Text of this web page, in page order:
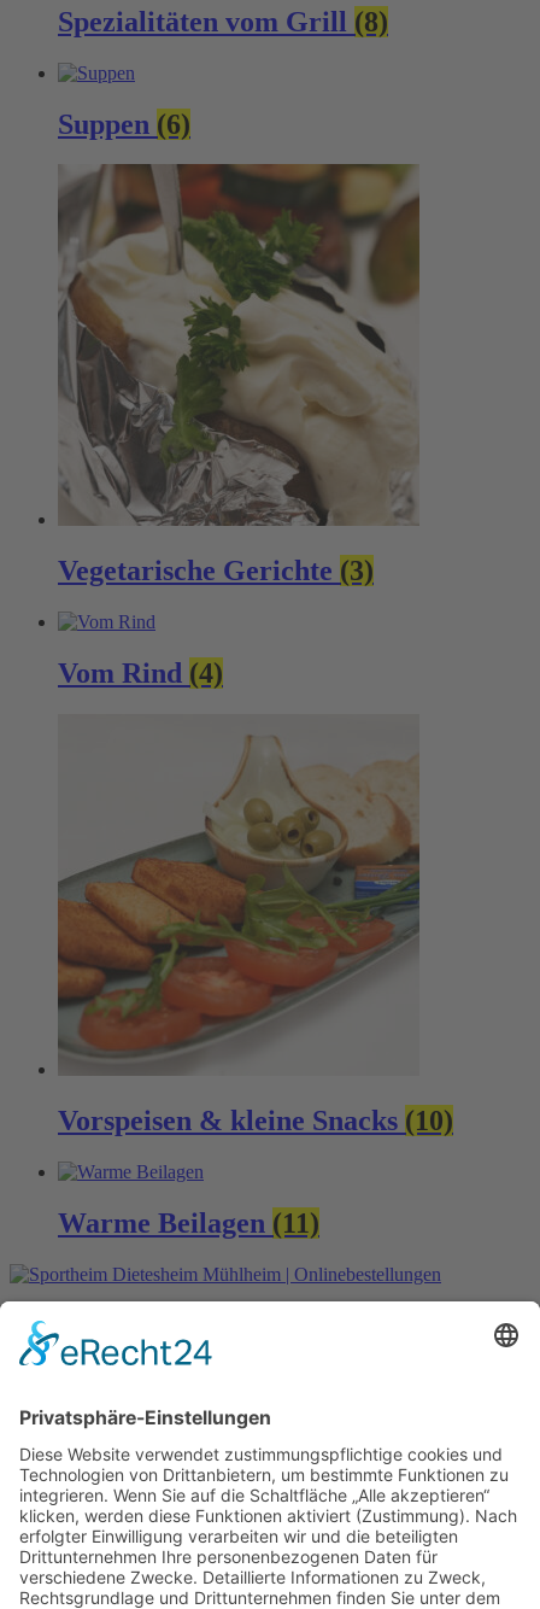
Spezialitäten vom Grill (8)
Suppen (6)
Vegetarische Gerichte (3)
Vom Rind (4)
Vorspeisen & kleine Snacks (10)
Warme Beilagen (11)
Impressum
Mein Konto
All rights reserved
Adresse Ändern
Lieferung Pickup